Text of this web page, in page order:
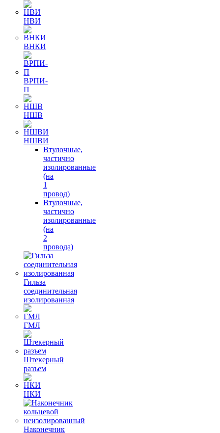
НВИ
ВНКИ
ВРПИ-
П
НШВ
НШВИ
Втулочные,
частично
изолированные
(на
1
провод)
Втулочные,
частично
изолированные
(на
2
провода)
Гильза
соединительная
изолированная
ГМЛ
Штекерный
разъем
НКИ
Наконечник